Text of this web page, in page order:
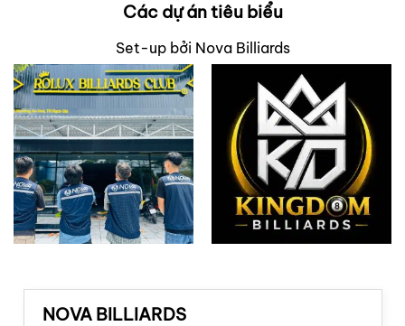
Các dự án tiêu biểu
Set-up bởi Nova Billiards
NOVA BILLIARDS